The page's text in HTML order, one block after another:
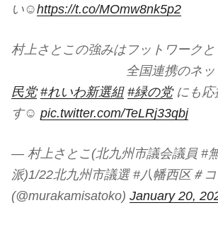
い☺https://t.co/MOmw8nk5p2
村上さとこの強みはフットワークと
全国連携のネットワ
民党 #れいわ新選組 #緑の党にも応
す☺ pic.twitter.com/TeLRj33qbj
— 村上さとこ(北九州市議会議員 #
派)1/22北九州市議選 #八幡西区＃
(@murakamisatoko) January 20,